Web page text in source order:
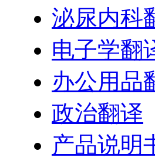
泌尿内科
电子学翻
办公用品
政治翻译
产品说明